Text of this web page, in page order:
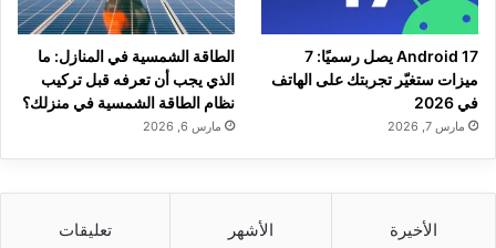
Android 17 يصل رسميًا: 7
ميزات ستغيّر تجربتك على الهاتف
في 2026
مارس 7, 2026
الطاقة الشمسية في المنازل: ما
الذي يجب أن تعرفه قبل تركيب
نظام الطاقة الشمسية في منزلك؟
مارس 6, 2026
الأخيرة الأشهر تعليقات